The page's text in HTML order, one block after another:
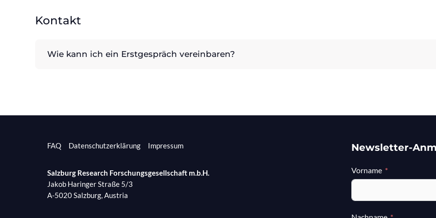
Kontakt
Wie kann ich ein Erstgespräch vereinbaren?
FAQ Datenschutzerklärung Impressum
Salzburg Research Forschungsgesellschaft m.b.H.
Jakob Haringer Straße 5/3
A-5020 Salzburg, Austria
Newsletter-
Vorname